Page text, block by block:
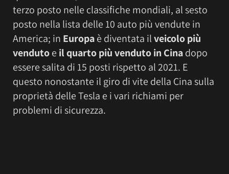
terzo posto nelle classifiche mondiali, al sesto
posto nella lista delle 10 auto più vendute in
America; in Europaè diventata ilveicolo più
vendutoe il quarto più venduto in Cinadopo
essere salita di 15 posti rispetto al 2021. E
questo nonostante il giro di vite della Cina sulla
proprietà delle Tesla e i vari richiami per
problemi di sicurezza.